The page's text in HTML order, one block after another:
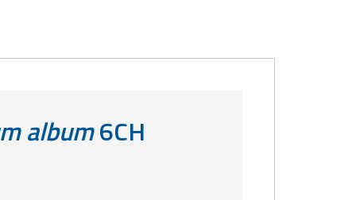
album6CH